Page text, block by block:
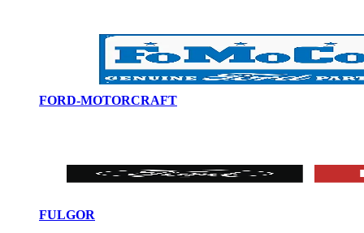
FORD-MOTORCRAFT
FULGOR